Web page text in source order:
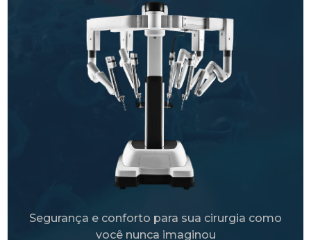
Segurança e conforto para sua cirurgia como
você nunca imaginou